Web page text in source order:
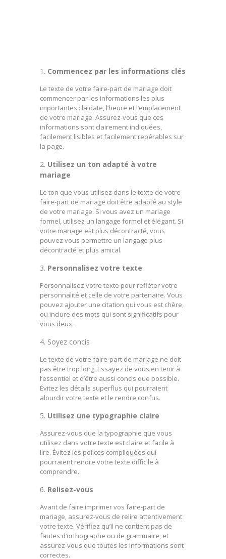
Commencez par les informations clés
Le texte de votre faire-part de mariage doit
commencer par les informations les plus
importantes : la date, l’heure et l’emplacement
de votre mariage. Assurez-vous que ces
informations sont clairement indiquées,
facilement lisibles et facilement repérables sur
la page.
Utilisez un ton adapté à votre
mariage
Le ton que vous utilisez dans le texte de votre
faire-part de mariage doit être adapté au style
de votre mariage. Si vous avez un mariage
formel, utilisez un langage formel et élégant. Si
votre mariage est plus décontracté, vous
pouvez vous permettre un langage plus
décontracté et plus amical.
Personnalisez votre texte
Personnalisez votre texte pour refléter votre
personnalité et celle de votre partenaire. Vous
pouvez ajouter une citation qui vous est chère,
ou inclure des mots qui sont significatifs pour
vous deux.
Soyez concis
Le texte de votre faire-part de mariage ne doit
pas être trop long. Essayez de vous en tenir à
l’essentiel et d’être aussi concis que possible.
Évitez les détails superflus qui pourraient
alourdir votre texte et le rendre confus.
Utilisez une typographie claire
Assurez-vous que la typographie que vous
utilisez dans votre texte est claire et facile à
lire. Évitez les polices compliquées qui
pourraient rendre votre texte difficile à
comprendre.
Relisez-vous
Avant de faire imprimer vos faire-part de
mariage, assurez-vous de relire attentivement
votre texte. Vérifiez qu’il ne contient pas de
fautes d’orthographe ou de grammaire, et
assurez-vous que toutes les informations sont
correctes.